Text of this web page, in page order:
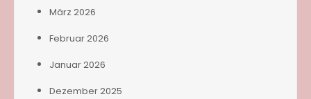
März 2026
Februar 2026
Januar 2026
Dezember 2025